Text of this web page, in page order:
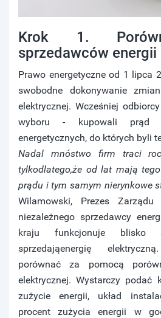
Krok 1.
sprzedawców energii
Prawo energetyczne od 1 lipca
swobodne dokonywanie
elektrycznej. Wcześniej
wyboru - kupowali prąd
energetycznych, do których byli
Nadal mnóstwo firm traci
tylkodlatego,że od lat mają
prądu i tym samym nierynkowe
Wilamowski, Prezes
niezależnego sprzedawcy
kraju funkcjonuje blisko
sprzedająenergię
porównać za pomocą
elektrycznej. Wystarczy podać
zużycie energii, układ
procent zużycia energii w